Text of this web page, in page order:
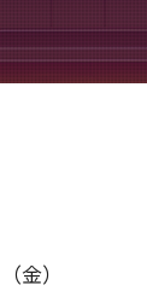
（金）